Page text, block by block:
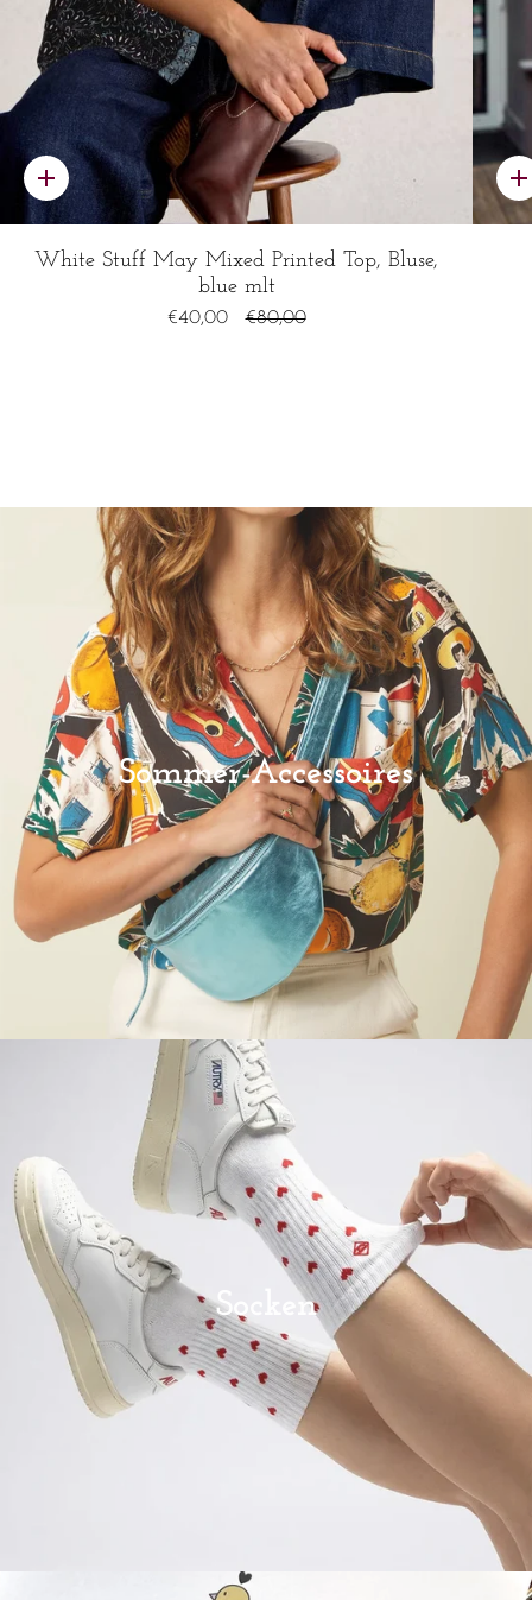
Schnelles
Hinzufügen
White Stuff May Mixed Printed Top, Bluse,
blue mlt
€40,00 €80,00
Sommer-Accessoires
Socken